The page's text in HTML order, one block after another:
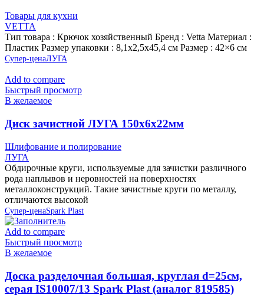
Товары для кухни
VETTA
Тип товара : Крючок хозяйственный Бренд : Vetta Материал :
Пластик Размер упаковки : 8,1х2,5х45,4 см Размер : 42×6 см
Супер-ценаЛУГА
Add to compare
Быстрый просмотр
В желаемое
Диск зачистной ЛУГА 150х6х22мм
Шлифование и полирование
ЛУГА
Обдирочные круги, используемые для зачистки различного
рода наплывов и неровностей на поверхностях
металлоконструкций. Такие зачистные круги по металлу,
отличаются высокой
Супер-ценаSpark Plast
Add to compare
Быстрый просмотр
В желаемое
Доска разделочная большая, круглая d=25см,
серая IS10007/13 Spark Plast (аналог 819585)